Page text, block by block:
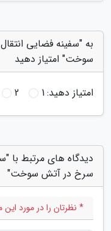
به "سفینه فضایی
سوخت" امتیاز دهید
امتیاز دهید:1
2
دیدگاه های مرتبط با
سرخ در آتش سوخت"
* نظرتان را در مورد این